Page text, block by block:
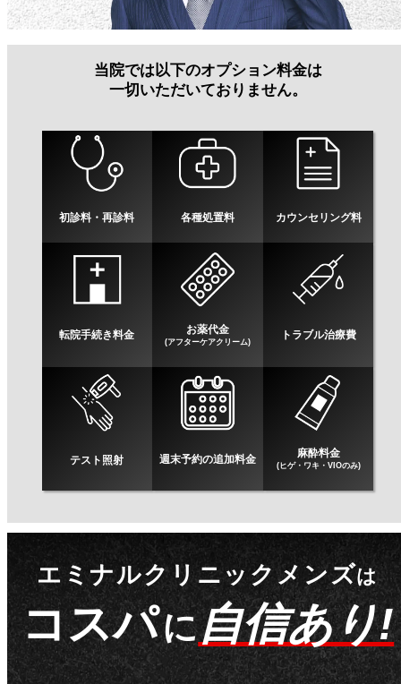
当院では以下のオプション料金は
一切いただいておりません。
初診料・再診料 各種処置料 カウンセリング料
転院手続き料金 お薬代金
(アフターケアクリーム)
トラブル治療費
テスト照射 週末予約の追加料金 麻酔料金
(ヒゲ・ワキ・VIOのみ)
エミナルクリニックメンズは
コスパに自信あり!